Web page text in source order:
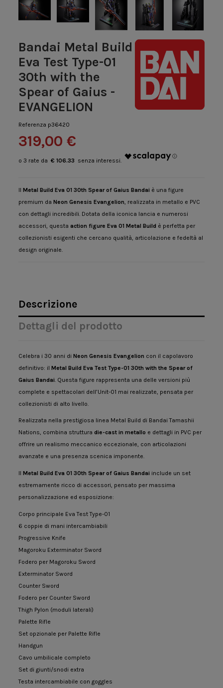
Bandai Metal Build
Eva Test Type-01
30th with the
Spear of Gaius -
EVANGELION
Referenza p36420
319,00 €
€ 106.33
IlMetal Build Eva 01 30th Spear of Gaius Bandai è una figure
premium daNeon Genesis Evangelion, realizzata in metallo e PVC
con dettagli incredibili. Dotata della iconica lancia e numerosi
accessori, questaaction figure Eva 01 Metal Build è perfetta per
collezionisti esigenti che cercano qualità, articolazione e fedeltà al
design originale.
Descrizione
Dettagli del prodotto
Celebra i 30 anni diNeon Genesis Evangelion con il capolavoro
definitivo: ilMetal Build Eva Test Type-01 30th with the Spear of
Gaius Bandai . Questa figure rappresenta una delle versioni più
complete e spettacolari dell’Unit-01 mai realizzate, pensata per
collezionisti di alto livello.
Realizzata nella prestigiosa linea Metal Build di Bandai Tamashii
Nations, combina strutturadie-cast in metallo e dettagli in PVC per
offrire un realismo meccanico eccezionale, con articolazioni
avanzate e una presenza scenica imponente.
IlMetal Build Eva 01 30th Spear of Gaius Bandai include un set
estremamente ricco di accessori, pensato per massima
personalizzazione ed esposizione:
Corpo principale Eva Test Type-01
6 coppie di mani intercambiabili
Progressive Knife
Magoroku Exterminator Sword
Fodero per Magoroku Sword
Exterminator Sword
Counter Sword
Fodero per Counter Sword
Thigh Pylon (moduli laterali)
Palette Rifle
Set opzionale per Palette Rifle
Handgun
Cavo umbilicale completo
Set di giunti/snodi extra
Testa intercambiabile con goggles